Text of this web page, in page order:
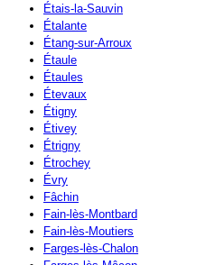
Étais-la-Sauvin
Étalante
Étang-sur-Arroux
Étaule
Étaules
Étevaux
Étigny
Étivey
Étrigny
Étrochey
Évry
Fâchin
Fain-lès-Montbard
Fain-lès-Moutiers
Farges-lès-Chalon